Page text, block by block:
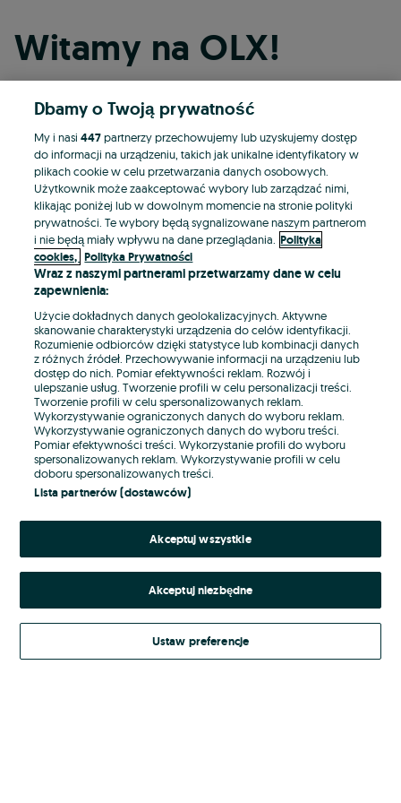
Witamy na OLX!
Kontynuuj przez Facebooka
Kontynuuj przez konto Apple
Kontynuuj przez konto Google
LUB
E-mail
Hasło
Nie pamiętasz hasła?
Zaloguj się
Kontynuując za pośrednictwem jednego z dostawców wskazanych powyżej,
Regulamin serwisuOLX.pl w jego aktualnym brzmieniu.
Dbamy o Twoją prywatność
My i nasi447partnerzy przechowujemy lub uzyskujemy dostęp
do informacji na urządzeniu, takich jak unikalne identyfikatory w
plikach cookie w celu przetwarzania danych osobowych.
Użytkownik może zaakceptować wybory lub zarządzać nimi,
klikając poniżej lub w dowolnym momencie na stronie polityki
prywatności. Te wybory będą sygnalizowane naszym partnerom
i nie będą miały wpływu na dane przeglądania. Polityka
cookies, Polityka Prywatności
Wraz z naszymi partnerami przetwarzamy dane w celu
zapewnienia:
Użycie dokładnych danych geolokalizacyjnych. Aktywne
skanowanie charakterystyki urządzenia do celów identyfikacji.
Rozumienie odbiorców dzięki statystyce lub kombinacji danych
z różnych źródeł. Przechowywanie informacji na urządzeniu lub
dostęp do nich. Pomiar efektywności reklam. Rozwój i
ulepszanie usług. Tworzenie profili w celu personalizacji treści.
Tworzenie profili w celu spersonalizowanych reklam.
Wykorzystywanie ograniczonych danych do wyboru reklam.
Wykorzystywanie ograniczonych danych do wyboru treści.
Pomiar efektywności treści. Wykorzystanie profili do wyboru
spersonalizowanych reklam. Wykorzystywanie profili w celu
doboru spersonalizowanych treści.
Lista partnerów (dostawców)
Akceptuj wszystkie
Akceptuj niezbędne
Ustaw preferencje